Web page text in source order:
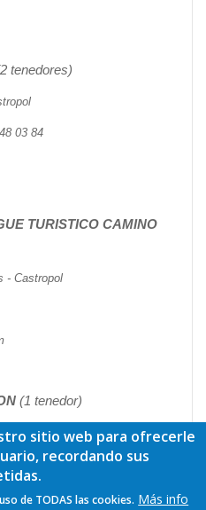
tenedores)
03 84
TURISTICO CAMINO
- Castropol
(1 tenedor)
Castropol
sitio web para ofrecerle
recordando sus
de TODAS las cookies. Más info